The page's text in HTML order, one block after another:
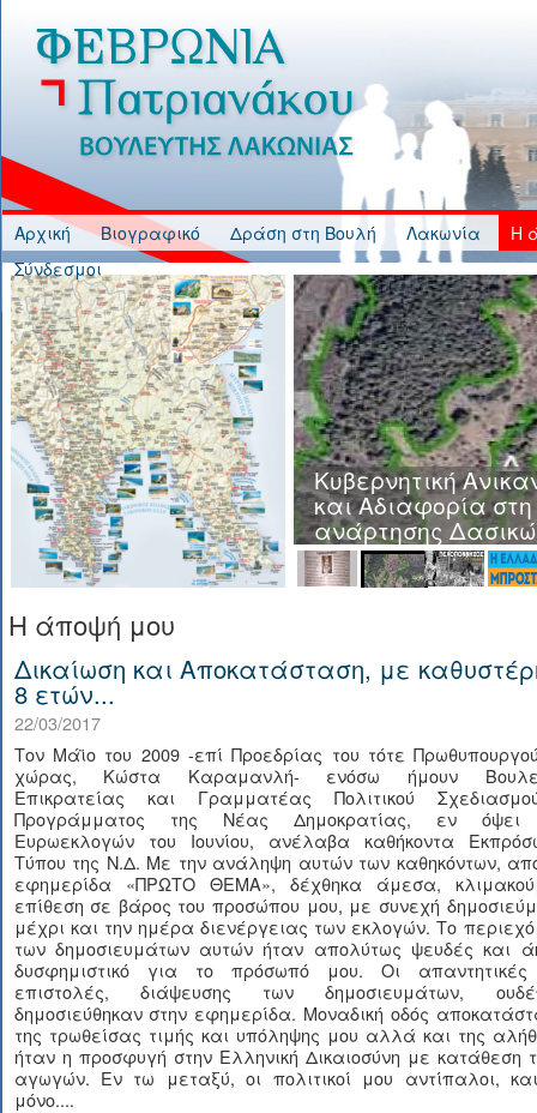
Αρχική Βιογραφικό Δράση στη Βουλή Λακωνία
Η
Σύνδεσμοι
Κυβερνητική
και Αδιαφορία
ανάρτησης
Η άποψή μου
Δικαίωση και Αποκατάσταση, με
8 ετών...
22/03/2017
Τον Μάϊο του 2009 -επί Προεδρίας του τότε
χώρας, Κώστα Καραμανλή- ενόσω ήμουν
Επικρατείας και Γραμματέας Πολιτικού
Προγράμματος της Νέας Δημοκρατίας, εν όψει
Ευρωεκλογών του Ιουνίου, ανέλαβα καθήκοντα
Τύπου της Ν.Δ. Με την ανάληψη αυτών των καθηκόντων,
εφημερίδα «ΠΡΩΤΟ ΘΕΜΑ», δέχθηκα άμεσα,
επίθεση σε βάρος του προσώπου μου, με συνεχή
μέχρι και την ημέρα διενέργειας των εκλογών. Το
των δημοσιευμάτων αυτών ήταν απολύτως ψευδές και
δυσφημιστικό για το πρόσωπό μου. Οι
επιστολές, διάψευσης των δημοσιευμάτων,
δημοσιεύθηκαν στην εφημερίδα. Μοναδική οδός
της τρωθείσας τιμής και υπόληψης μου αλλά και της
ήταν η προσφυγή στην Ελληνική Δικαιοσύνη με κατάθεση
αγωγών. Εν τω μεταξύ, οι πολιτικοί μου αντίπαλοι,
μόνο....